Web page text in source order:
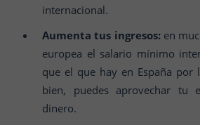
internacional.
Aumenta tus ingresos:en
europea el salario mínimo
que el que hay en España por
bien, puedes aprovechar tu
dinero.